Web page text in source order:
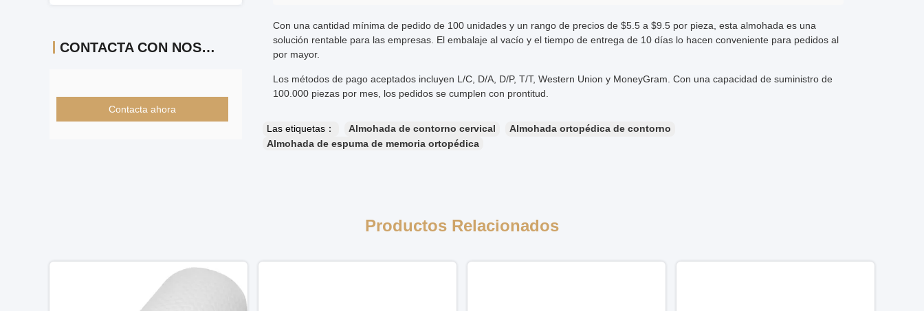
CONTACTA CON NOSOTROS
Contacta ahora
Con una cantidad mínima de pedido de 100 unidades y un rango de precios de $5.5 a $9.5 por pieza, esta almohada es una
solución rentable para las empresas. El embalaje al vacío y el tiempo de entrega de 10 días lo hacen conveniente para pedidos al
por mayor.
Los métodos de pago aceptados incluyen L/C, D/A, D/P, T/T, Western Union y MoneyGram. Con una capacidad de suministro de
100.000 piezas por mes, los pedidos se cumplen con prontitud.
Las etiquetas： Almohada de contorno cervical
Almohada ortopédica de contorno
Almohada de espuma de memoria ortopédica
Productos Relacionados